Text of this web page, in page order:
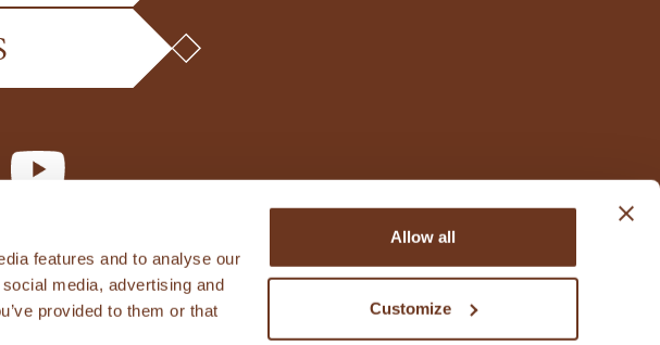
features and to analyse our
media, advertising and
provided to them or that
Allow all
Customize